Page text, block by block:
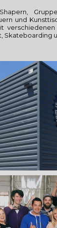
und
Skateboarding